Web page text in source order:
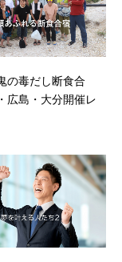
の毒だし断食合
広島・大分開催レ